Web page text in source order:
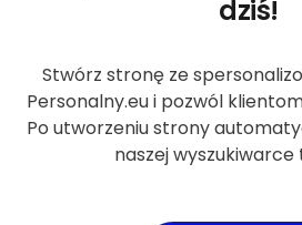
dziś!
Stwórz stronę ze
Personalny.eu i pozwól
Po utworzeniu strony
naszej